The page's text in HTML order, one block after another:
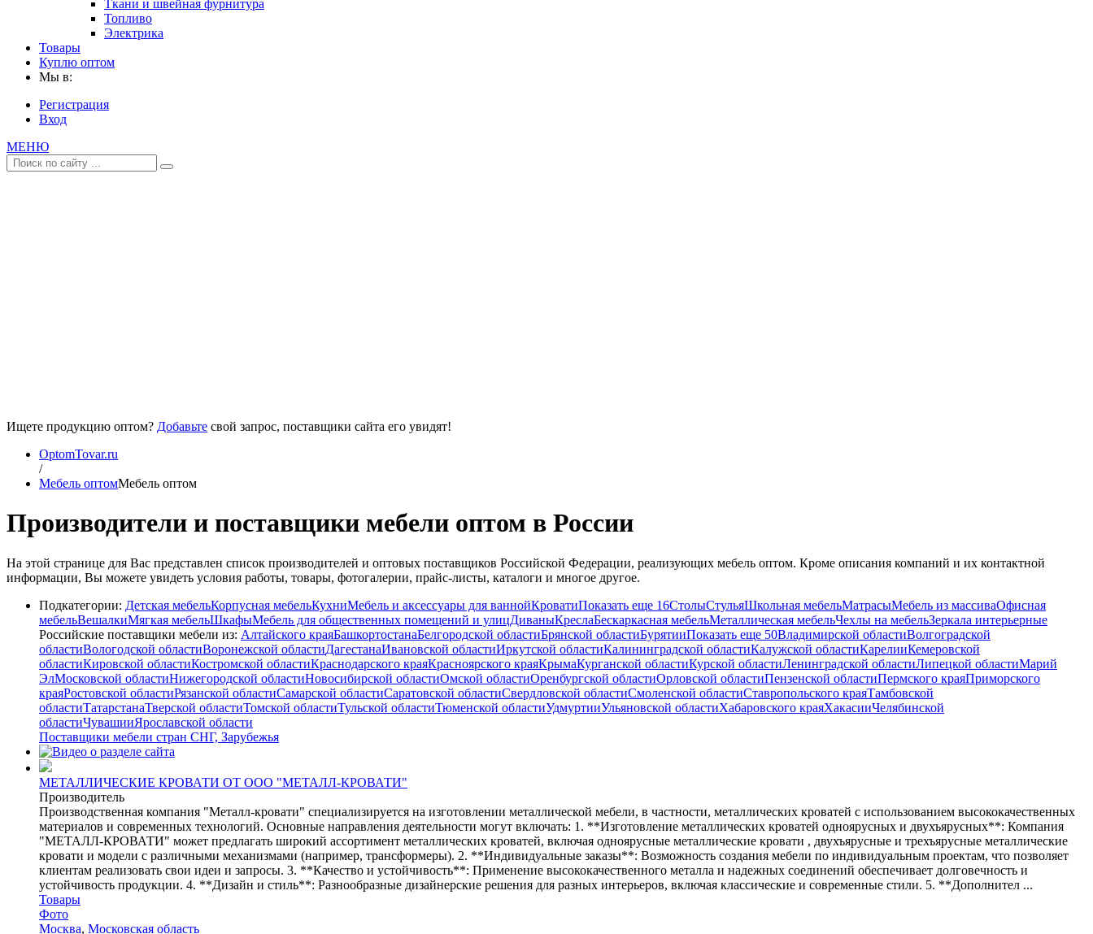
Ткани и швейная фурнитура
Топливо
Электрика
Товары
Куплю оптом
Мы в:
Регистрация
Вход
МЕНЮ
Ищете продукцию оптом? Добавьте свой запрос, поставщики сайта его увидят!
OptomTovar.ru
/
Мебель оптомМебель оптом
Производители и поставщики мебели оптом в России
На этой странице для Вас представлен список производителей и оптовых поставщиков Российской Федерации, реализующих мебель оптом. Кроме описания компаний и их контактной
информации, Вы можете увидеть условия работы, товары, фотогалерии, прайс-листы, каталоги и многое другое.
Подкатегории: Детская мебельКорпусная мебельКухниМебель и аксессуары для ваннойКроватиПоказать еще 16СтолыСтульяШкольная мебельМатрасыМебель из массиваОфисная
мебельВешалкиМягкая мебельШкафыМебель для общественных помещений и улицДиваныКреслаБескаркасная мебельМеталлическая мебельЧехлы на мебельЗеркала интерьерные
Российские поставщики мебели из: Алтайского краяБашкортостанаБелгородской областиБрянской областиБурятииПоказать еще 50Владимирской областиВолгоградской
областиВологодской областиВоронежской областиДагестанаИвановской областиИркутской областиКалининградской областиКалужской областиКарелииКемеровской
областиКировской областиКостромской областиКраснодарского краяКрасноярского краяКрымаКурганской областиКурской областиЛенинградской областиЛипецкой областиМарий
ЭлМосковской областиНижегородской областиНовосибирской областиОмской областиОренбургской областиОрловской областиПензенской областиПермского краяПриморского
краяРостовской областиРязанской областиСамарской областиСаратовской областиСвердловской областиСмоленской областиСтавропольского краяТамбовской
областиТатарстанаТверской областиТомской областиТульской областиТюменской областиУдмуртииУльяновской областиХабаровского краяХакасииЧелябинской
областиЧувашииЯрославской области
Поставщики мебели стран СНГ, Зарубежья
МЕТАЛЛИЧЕСКИЕ КРОВАТИ ОТ ООО "МЕТАЛЛ-КРОВАТИ"
Производитель
Производственная компания "Металл-кровати" специализируется на изготовлении металлической мебели, в частности, металлических кроватей с использованием высококачественных
материалов и современных технологий. Основные направления деятельности могут включать: 1. **Изготовление металлических кроватей одноярусных и двухъярусных**: Компания
"МЕТАЛЛ-КРОВАТИ" может предлагать широкий ассортимент металлических кроватей, включая одноярусные металлические кровати , двухъярусные и трехъярусные металлические
кровати и модели с различными механизмами (например, трансформеры). 2. **Индивидуальные заказы**: Возможность создания мебели по индивидуальным проектам, что позволяет
клиентам реализовать свои идеи и запросы. 3. **Качество и устойчивость**: Применение высококачественного металла и надежных соединений обеспечивает долговечность и
устойчивость продукции. 4. **Дизайн и стиль**: Разнообразные дизайнерские решения для разных интерьеров, включая классические и современные стили. 5. **Дополнител ...
Товары
Фото
Москва, Московская область